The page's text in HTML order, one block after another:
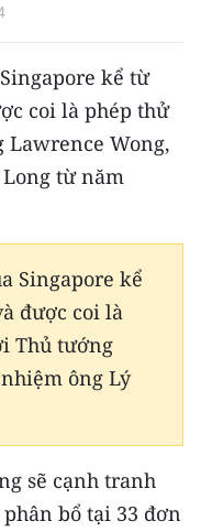
kể từ
coi là phép thử
Wong,
từ năm
Singapore kể
được coi là
Thủ tướng
ông Lý
sẽ cạnh tranh
bổ tại 33 đơn